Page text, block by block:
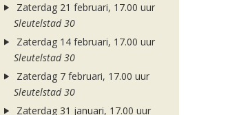
Zaterdag 21 februari, 17.00 uur
Sleutelstad 30
Zaterdag 14 februari, 17.00 uur
Sleutelstad 30
Zaterdag 7 februari, 17.00 uur
Sleutelstad 30
Zaterdag 31 januari, 17.00 uur